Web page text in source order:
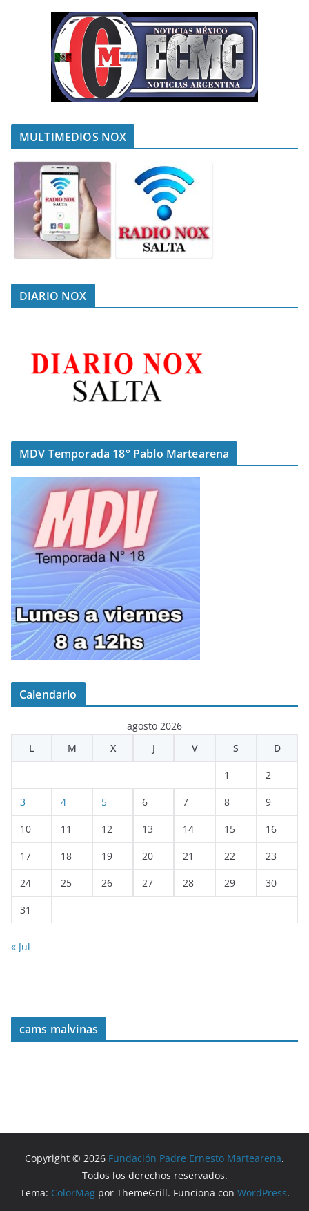
MULTIMEDIOS NOX
DIARIO NOX
MDV Temporada 18° Pablo Martearena
Calendario
agosto 2026
L
M X J V S D
1 2
3 4 5 6 7 8 9
10 11 12 13 14 15 16
17 18 19 20 21 22 23
24 25 26 27 28 29 30
31
« Jul
cams malvinas
Copyright © 2026 Fundación Padre Ernesto Martearena.
Todos los derechos reservados.
Tema: ColorMagpor ThemeGrill. Funciona con WordPress.